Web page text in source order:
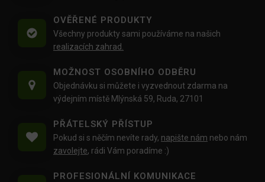
OVĚŘENÉ PRODUKTY
Všechny produkty sami používáme na našich
realizacích zahrad.
MOŽNOST OSOBNÍHO ODBĚRU
Objednávku si můžete i vyzvednout zdarma na
výdejním místě Mlýnská 59, Ruda, 27101
PŘÁTELSKÝ PŘÍSTUP
Pokud si s něčím nevíte rady, napište nám nebo nám
zavolejte, rádi Vám poradíme :)
PROFESIONÁLNÍ KOMUNIKACE